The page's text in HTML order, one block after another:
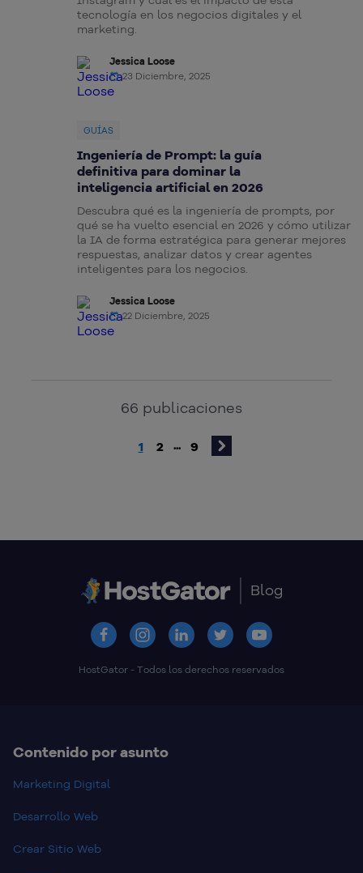
tecnología en los negocios digitales y el
marketing.
Jessica Loose
23 Diciembre, 2025
GUÍAS
Ingeniería de Prompt: la guía
definitiva para dominar la
inteligencia artificial en 2026
Descubra qué es la ingeniería de prompts, por
qué se ha vuelto esencial en 2026 y cómo utilizar
la IA de forma estratégica para generar mejores
respuestas, analizar datos y crear agentes
inteligentes para los negocios.
Jessica Loose
22 Diciembre, 2025
66 publicaciones
1 2 ... 9
Blog
HostGator - Todos los derechos reservados
Contenido por asunto
Marketing Digital
Desarrollo Web
Crear Sitio Web